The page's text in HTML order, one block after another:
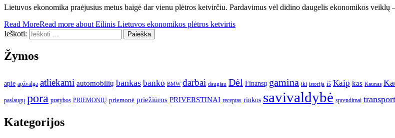
Lietuvos ekonomika praėjusius metus baigė dar vienu plėtros ketvirčiu. Pardavimus vėl didino daugelis ekonomikos veiklų
Read MoreRead more about Eilinis Lietuvos ekonomikos plėtros ketvirtis
Ieškoti:
Žymos
apie apžvalga atliekami automobilių bankas banko BMW darbai daugiau Dėl Finansų gamina iki istorija iš Kaip kas Kaunas
paslaugų pora pratybos PRIEMONIŲ priemonė priežiūros PRIVERSTINAI receptas rinkos savivaldybė sprendimai
Kategorijos